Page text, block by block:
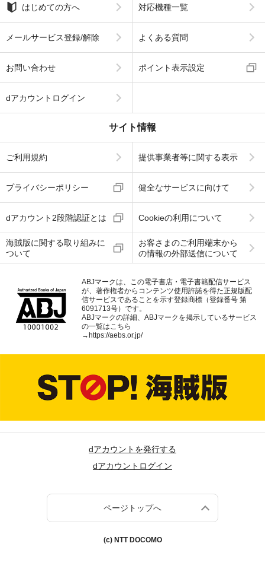
はじめての方へ 対応機種一覧
メールサービス登録/解除 よくある質問
お問い合わせ ポイント表示設定
dアカウントログイン
サイト情報
ご利用規約 提供事業者等に関する表示
プライバシーポリシー 健全なサービスに向けて
dアカウント2段階認証とは Cookieの利用について
海賊版に関する取り組みに
ついて
お客さまのご利用端末から
の情報の外部送信について
ABJマークは、この電子書店・電子書籍配信サービス
が、著作権者からコンテンツ使用許諾を得た正規版配
信サービスであることを示す登録商標（登録番号 第
6091713号）です。
ABJマークの詳細、ABJマークを掲示しているサービス
の一覧はこちら
→ https://aebs.or.jp/
dアカウントを発行する
dアカウントログイン
ページトップへ
(c) NTT DOCOMO